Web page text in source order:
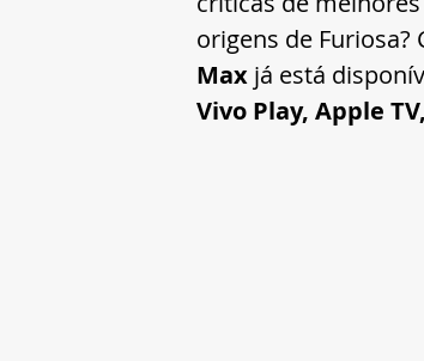
origens de
Max já está
Vivo Play, Apple